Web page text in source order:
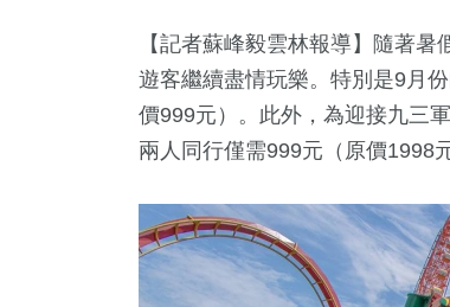
【記者蘇峰毅雲林報導】隨著
遊客繼續盡情玩樂。特別是9月
價999元）。此外，為迎接九三
兩人同行僅需999元（原價1998
+ 64+ 1408+